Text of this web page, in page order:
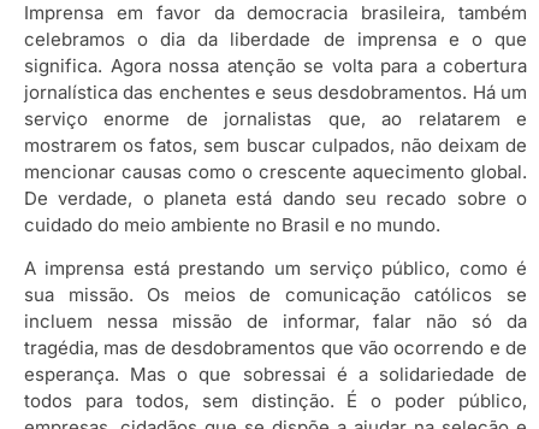
Imprensa em favor da democracia brasileira, também
celebramos o dia da liberdade de imprensa e o que
significa. Agora nossa atenção se volta para a cobertura
jornalística das enchentes e seus desdobramentos. Há um
serviço enorme de jornalistas que, ao relatarem e
mostrarem os fatos, sem buscar culpados, não deixam de
mencionar causas como o crescente aquecimento global.
De verdade, o planeta está dando seu recado sobre o
cuidado do meio ambiente no Brasil e no mundo.
A imprensa está prestando um serviço público, como é
sua missão. Os meios de comunicação católicos se
incluem nessa missão de informar, falar não só da
tragédia, mas de desdobramentos que vão ocorrendo e de
esperança. Mas o que sobressai é a solidariedade de
todos para todos, sem distinção. É o poder público,